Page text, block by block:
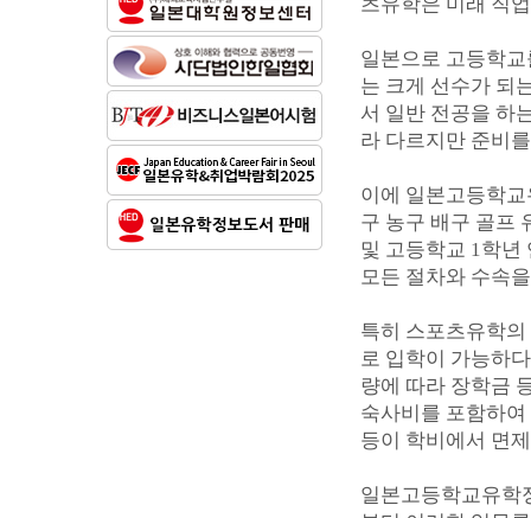
일본으로 고등학
는 크게 선수가 되
서 일반 전공을 하
라 다르지만 준비
이에 일본고등학
구 농구 배구 골프
및 고등학교 1학년
모든 절차와 수속
특히 스포츠유학
로 입학이 가능하
량에 따라 장학금
숙사비를 포함하
등이 학비에서 면
일본고등학교유학